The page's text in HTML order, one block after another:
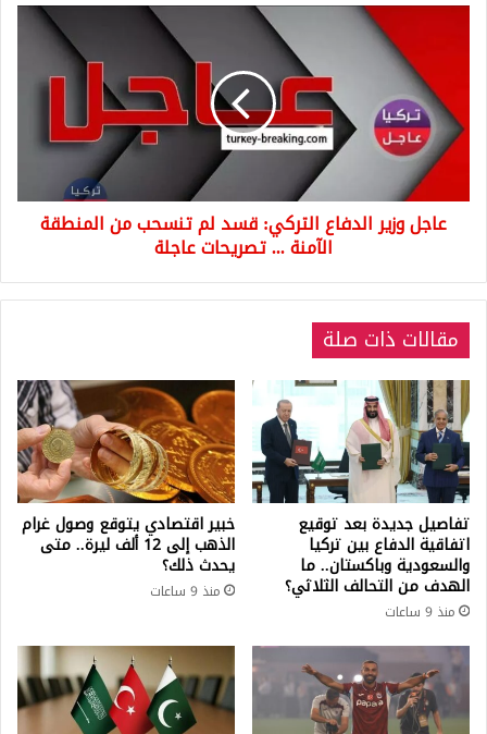
عاجل
التركي:
قسد
لم
تنسحب
المنطقة
الآمنة
عاجلة
عاجل وزير الدفاع التركي: قسد لم تنسحب من المنطقة
الآمنة ... تصريحات عاجلة
مقالات ذات صلة
تفاصيل جديدة بعد توقيع
اتفاقية الدفاع بين تركيا
والسعودية وباكستان.. ما
الهدف من التحالف الثلاثي؟
منذ 9 ساعات
خبير اقتصادي يتوقع وصول غرام
الذهب إلى 12 ألف ليرة.. متى
يحدث ذلك؟
منذ 9 ساعات